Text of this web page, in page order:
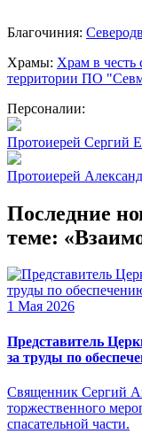
Благочиния:
Храмы: Храм в честь
территории ПО
Персоналии:
Протоиерей Сергий
Протоиерей
Последние
теме:
1 Мая 2026
Представитель
за труды по
Священник Сергий
торжественного
спасательной части.